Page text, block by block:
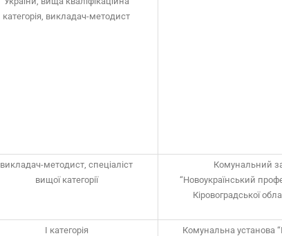
категорія, викладач-методист
викладач-методист, спеціаліст
вищої категорії
Комунальний
“Новоукраїнський
Кіровоградської
І категорія
Комунальна установа